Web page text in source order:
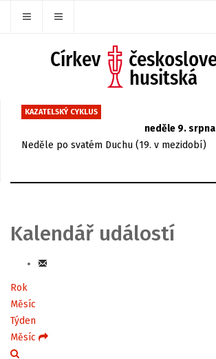
KAZATELSKÝ CYKLUS
neděle 9. srpna
Neděle po svatém Duchu (19. v mezidobí)
Kalendář událostí
Rok
Měsíc
Týden
Měsíc